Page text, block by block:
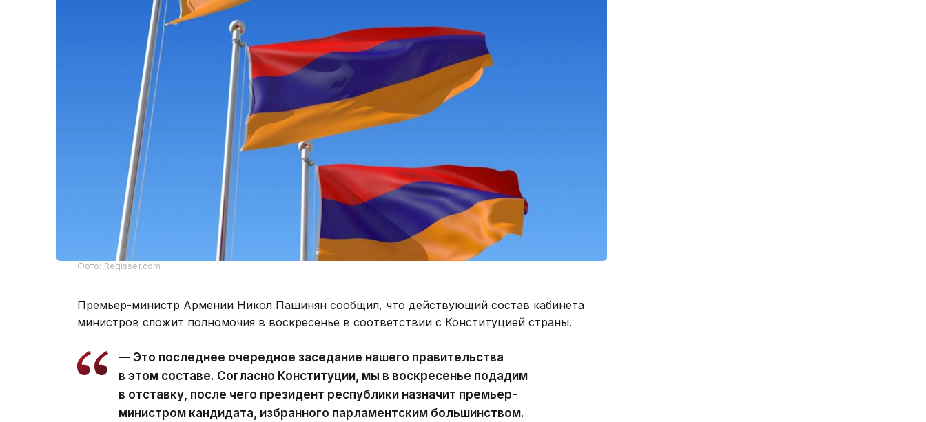
Фото: Regisser.com
Премьер-министр Армении Никол Пашинян сообщил, что действующий состав кабинета
министров сложит полномочия в воскресенье в соответствии с Конституцией страны.
— Это последнее очередное заседание нашего правительства
в этом составе. Согласно Конституции, мы в воскресенье подадим
в отставку, после чего президент республики назначит премьер-
министром кандидата, избранного парламентским большинством.